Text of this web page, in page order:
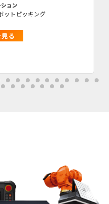
ョン
ットピッキング
る